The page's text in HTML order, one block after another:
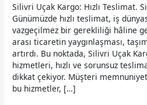
Silivri Uçak Kargo: Hızlı Teslimat.
Günümüzde hızlı teslimat, iş
vazgeçilmez bir gerekliliği hâline
arası ticaretin yaygınlaşması,
artırdı. Bu noktada, Silivri Uçak
hizmetleri, hızlı ve sorunsuz
dikkat çekiyor. Müşteri
bu hizmetler, […]